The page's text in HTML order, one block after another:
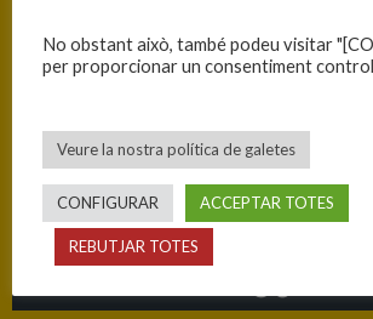
—
No obstant això, també podeu visitar
per proporcionar un consentiment
Veure la nostra política de galetes
CONFIGURAR ACCEPTAR TOTES
REBUTJAR TOTES